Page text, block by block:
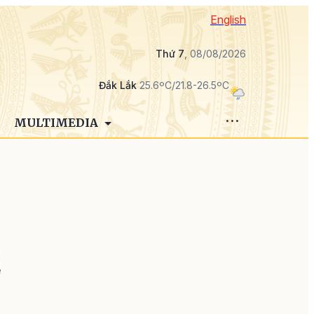
English
Thứ 7, 08/08/2026
Đắk Lắk25.6ºC/21.8-26.5ºC
MULTIMEDIA